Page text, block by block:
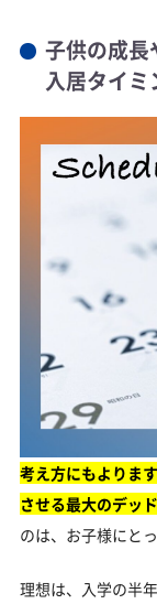
忙しい管理
な打ち合わ
家族の要望
ット
相性の良い
伝チェック
買って
度を高め
プロが教
新築経験者
対策
メンテナ
建築品質
カー選定術
用するメリ
まとめ
この記事
子供の成長
入居タイミ
考え方にもよりま
させる最大のデッ
のは、お子様にと
理想は、入学の半